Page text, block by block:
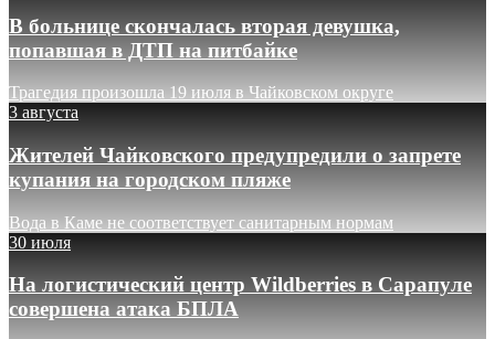
В больнице скончалась вторая девушка,
попавшая в ДТП на питбайке
Трагедия произошла 19 июля в Чайковском округе
3 августа
Жителей Чайковского предупредили о запрете
купания на городском пляже
Вода в Каме не соответствует санитарным нормам
30 июля
На логистический центр Wildberries в Сарапуле
совершена атака БПЛА